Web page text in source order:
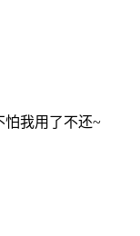
怕我用了不还~